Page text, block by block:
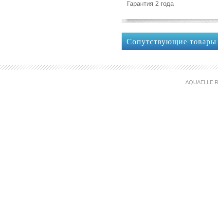
Гарантия 2 года
Сопутствующие товары